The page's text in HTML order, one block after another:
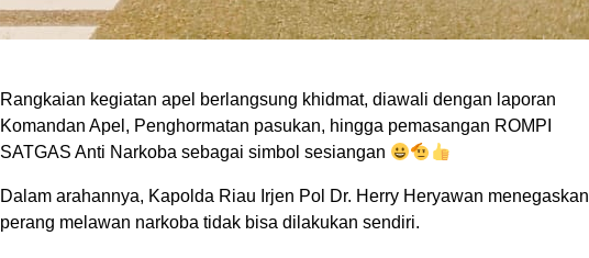
Rangkaian kegiatan apel berlangsung khidmat, diawali dengan laporan
Komandan Apel, Penghormatan pasukan, hingga pemasangan ROMPI
SATGAS Anti Narkoba sebagai simbol sesiangan
Dalam arahannya, Kapolda Riau Irjen Pol Dr. Herry Heryawan menegaskan
perang melawan narkoba tidak bisa dilakukan sendiri.